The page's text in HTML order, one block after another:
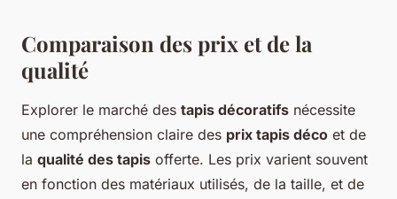
Comparaison des prix et de la
qualité
Explorer le marché des tapis décoratifs nécessite
une compréhension claire des prix tapis déco et de
la qualité des tapis offerte. Les prix varient souvent
en fonction des matériaux utilisés, de la taille, et de